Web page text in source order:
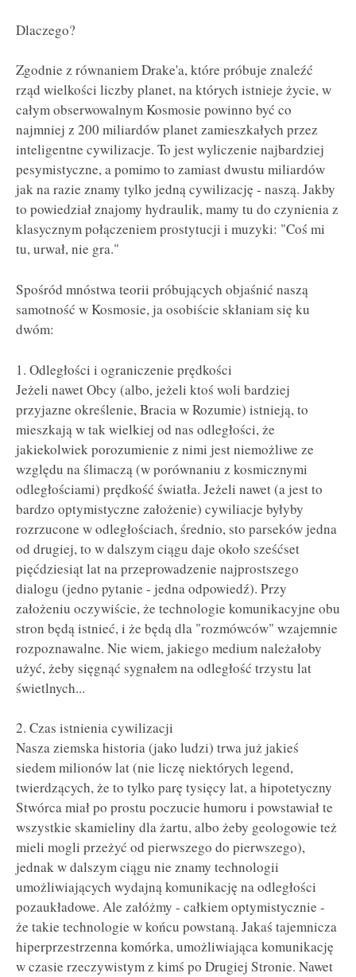
Dlaczego?
Zgodnie z równaniem Drake'a, które próbuje znaleźć
rząd wielkości liczby planet, na których istnieje życie, w
całym obserwowalnym Kosmosie powinno być co
najmniej z 200 miliardów planet zamieszkałych przez
inteligentne cywilizacje. To jest wyliczenie najbardziej
pesymistyczne, a pomimo to zamiast dwustu miliardów
jak na razie znamy tylko jedną cywilizację - naszą. Jakby
to powiedział znajomy hydraulik, mamy tu do czynienia z
klasycznym połączeniem prostytucji i muzyki: "Coś mi
tu, urwał, nie gra."
Spośród mnóstwa teorii próbujących objaśnić naszą
samotność w Kosmosie, ja osobiście skłaniam się ku
dwóm:
1. Odległości i ograniczenie prędkości
Jeżeli nawet Obcy (albo, jeżeli ktoś woli bardziej
przyjazne określenie, Bracia w Rozumie) istnieją, to
mieszkają w tak wielkiej od nas odległości, że
jakiekolwiek porozumienie z nimi jest niemożliwe ze
względu na ślimaczą (w porównaniu z kosmicznymi
odległościami) prędkość światła. Jeżeli nawet (a jest to
bardzo optymistyczne założenie) cywiliacje byłyby
rozrzucone w odległościach, średnio, sto parseków jedna
od drugiej, to w dalszym ciągu daje około sześćset
pięćdziesiąt lat na przeprowadzenie najprostszego
dialogu (jedno pytanie - jedna odpowiedź). Przy
założeniu oczywiście, że technologie komunikacyjne obu
stron będą istnieć, i że będą dla "rozmówców" wzajemnie
rozpoznawalne. Nie wiem, jakiego medium należałoby
użyć, żeby sięgnąć sygnałem na odległość trzystu lat
świetlnych...
2. Czas istnienia cywilizacji
Nasza ziemska historia (jako ludzi) trwa już jakieś
siedem milionów lat (nie liczę niektórych legend,
twierdzących, że to tylko parę tysięcy lat, a hipotetyczny
Stwórca miał po prostu poczucie humoru i powstawiał te
wszystkie skamieliny dla żartu, albo żeby geologowie też
mieli mogli przeżyć od pierwszego do pierwszego),
jednak w dalszym ciągu nie znamy technologii
umożliwiających wydajną komunikację na odległości
pozaukładowe. Ale załóżmy - całkiem optymistycznie -
że takie technologie w końcu powstaną. Jakaś tajemnicza
hiperprzestrzenna komórka, umożliwiająca komunikację
w czasie rzeczywistym z kimś po Drugiej Stronie. Nawet